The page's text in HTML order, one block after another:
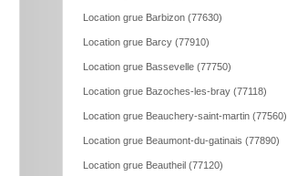
Location grue Barbizon (77630)
Location grue Barcy (77910)
Location grue Bassevelle (77750)
Location grue Bazoches-les-bray (77118)
Location grue Beauchery-saint-martin (77560)
Location grue Beaumont-du-gatinais (77890)
Location grue Beautheil (77120)